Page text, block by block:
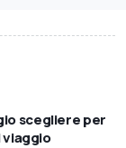
scegliere per
viaggio